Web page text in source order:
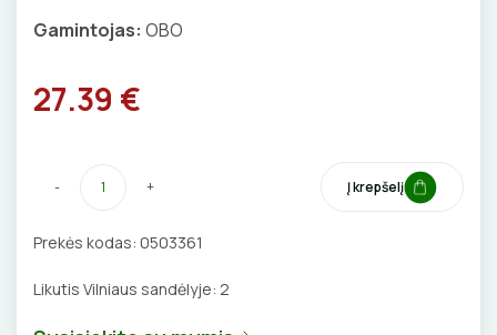
TERMO VAMZDELIAI, PIRŠTINĖS
VENTILIATORIAI
BATERIJOS
EL. SKAMBUČIAI
Gamintojas: OBO
27.39 €
- + Į krepšelį
Prekės kodas: 0503361
Likutis Vilniaus sandėlyje: 2